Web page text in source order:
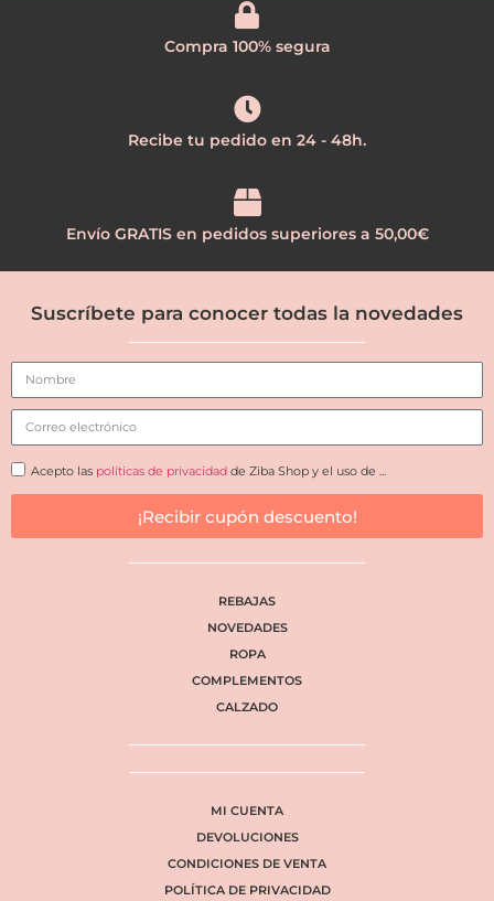
Compra 100% segura
Recibe tu pedido en 24 - 48h.
Envío GRATIS en pedidos superiores a 50,00€
Suscríbete para conocer todas la novedades
Acepto las políticas de privacidad de Ziba Shop y el uso de ...
¡Recibir cupón descuento!
REBAJAS
NOVEDADES
ROPA
COMPLEMENTOS
CALZADO
MI CUENTA
DEVOLUCIONES
CONDICIONES DE VENTA
POLÍTICA DE PRIVACIDAD